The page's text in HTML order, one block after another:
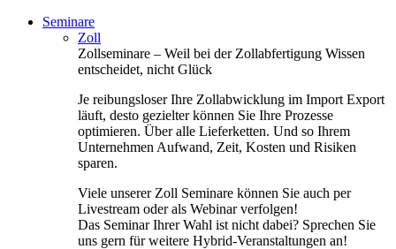
Seminare
Zoll
Zollseminare – Weil bei der Zollabfertigung Wissen
entscheidet, nicht Glück
Je reibungsloser Ihre Zollabwicklung im Import Export
läuft, desto gezielter können Sie Ihre Prozesse
optimieren. Über alle Lieferketten. Und so Ihrem
Unternehmen Aufwand, Zeit, Kosten und Risiken
sparen.
Viele unserer Zoll Seminare können Sie auch per
Livestream oder als Webinar verfolgen!
Das Seminar Ihrer Wahl ist nicht dabei? Sprechen Sie
uns gern für weitere Hybrid-Veranstaltungen an!